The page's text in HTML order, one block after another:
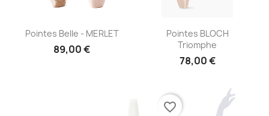
Aperçu rapide
Pointes Belle - MERLET
89,00 €
Aperçu rapide
Pointes BLOCH
Triomphe
78,00 €
favorite_border